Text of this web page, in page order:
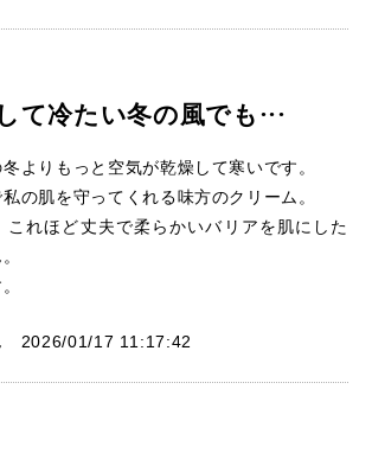
て冷たい冬の風でも···
よりもっと空気が乾燥して寒いです。
の肌を守ってくれる味方のクリーム。
これほど丈夫で柔らかいバリアを肌にした
2026/01/17 11:17:42